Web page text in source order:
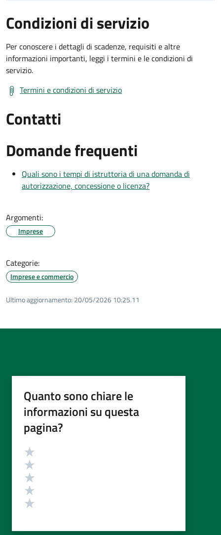
Condizioni di servizio
Per conoscere i dettagli di scadenze, requisiti e altre
informazioni importanti, leggi i termini e le condizioni di
servizio.
Termini e condizioni di servizio
Contatti
Domande frequenti
Quali sono i tempi di istruttoria di una domanda di
autorizzazione, concessione o licenza?
Argomenti:
Imprese
Categorie:
Imprese e commercio
Ultimo aggiornamento: 20/05/2026 10:25.11
Quanto sono chiare le
informazioni su questa
pagina?
Valutazione